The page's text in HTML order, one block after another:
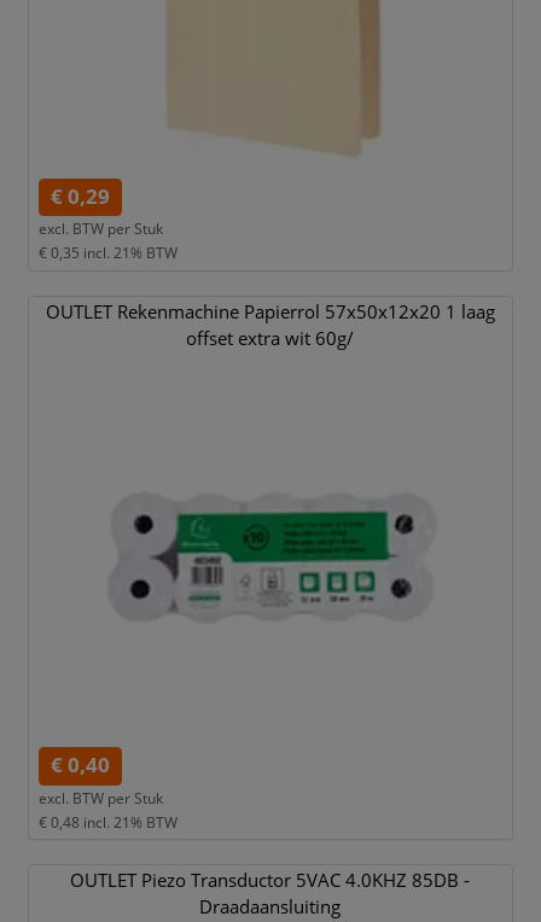
€ 0,29
excl. BTW per Stuk
€ 0,35 incl. 21% BTW
OUTLET Rekenmachine Papierrol 57x50x12x20 1 laag
offset extra wit 60g/
€ 0,40
excl. BTW per Stuk
€ 0,48 incl. 21% BTW
OUTLET Piezo Transductor 5VAC 4.0KHZ 85DB -
Draadaansluiting